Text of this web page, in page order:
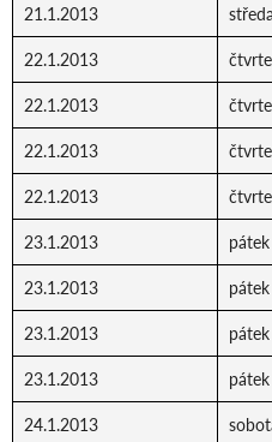
21.1.2013 středa
22.1.2013
22.1.2013
22.1.2013
22.1.2013
23.1.2013 pátek
23.1.2013 pátek
23.1.2013 pátek
23.1.2013 pátek
24.1.2013